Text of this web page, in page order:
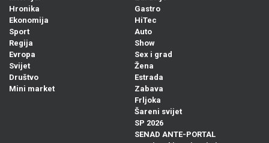
Hronika
Ekonomija
Sport
Regija
Evropa
Svijet
Društvo
Mini market
Gastro
HiTec
Auto
Show
Sex i grad
Žena
Estrada
Zabava
Frljoka
Šareni svijet
SP 2026
SENAD ANTE-PORTAL